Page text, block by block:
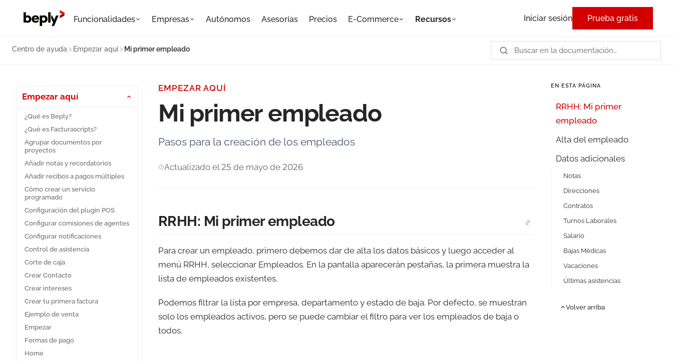
Funcionalidades Empresas Autónomos Asesorías Precios E-Commerce Recursos Iniciar sesión Prueba gratis
Centro de ayuda Empezar aquí Mi primer empleado
Empezar aquí
¿Qué es Beply?
¿Qué es Facturascripts?
Agrupar documentos por
proyectos
Añadir notas y recordatorios
Añadir recibos a pagos múltiples
Cómo crear un servicio
programado
Configuración del plugin POS
Configurar comisiones de agentes
Configurar notificaciones
Control de asistencia
Corte de caja
Crear Contacto
Crear intereses
Crear tu primera factura
Ejemplo de venta
Empezar
Formas de pago
Home
EMPEZAR AQUÍ
Mi primer empleado
Pasos para la creación de los empleados
Actualizado el 25 de mayo de 2026
RRHH: Mi primer empleado
Para crear un empleado, primero debemos dar de alta los datos básicos y luego acceder al
menú RRHH, seleccionar Empleados. En la pantalla aparecerán pestañas, la primera muestra la
lista de empleados existentes.
Podemos filtrar la lista por empresa, departamento y estado de baja. Por defecto, se muestran
solo los empleados activos, pero se puede cambiar el filtro para ver los empleados de baja o
todos.
EN ESTA PÁGINA
RRHH: Mi primer
empleado
Alta del empleado
Datos adicionales
Notas
Direcciones
Contratos
Turnos Laborales
Salario
Bajas Médicas
Vacaciones
Últimas asistencias
Volver arriba